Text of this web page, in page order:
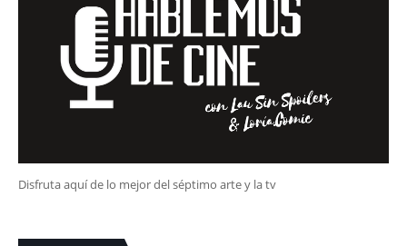
Disfruta aquí de lo mejor del séptimo arte y la tv